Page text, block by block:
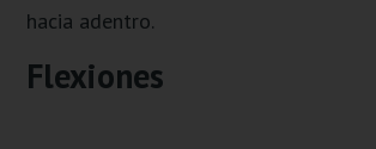
hacia adentro.
Flexiones